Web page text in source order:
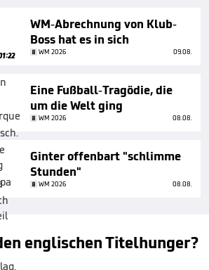
WM-Abrechnung von Klub-
Boss hat es in sich
WM 2026 09.08.
Eine Fußball-Tragödie, die
um die Welt ging
WM 2026 08.08.
Ginter offenbart "schlimme
Stunden"
WM 2026 08.08.
englischen Titelhunger?